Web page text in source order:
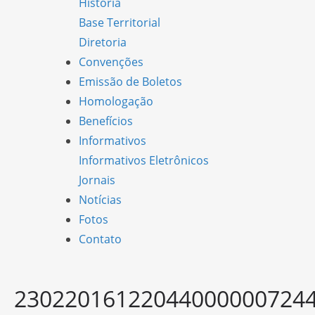
Base Territorial
Diretoria
Convenções
Emissão de Boletos
Homologação
Benefícios
Informativos
Informativos Eletrônicos
Jornais
Notícias
Fotos
Contato